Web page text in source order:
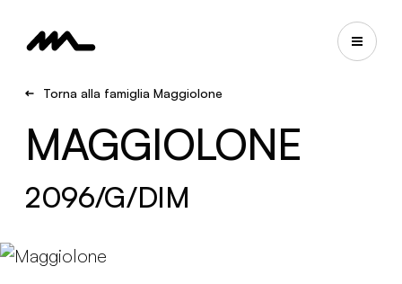
Torna alla famiglia Maggiolone
MAGGIOLONE
2096/G/DIM